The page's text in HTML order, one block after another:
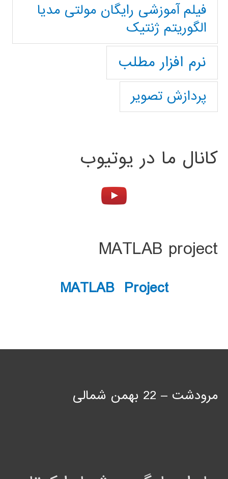
فیلم آموزشی رایگان مولتی مدیا
الگوریتم ژنتیک
نرم افزار مطلب
پردازش تصویر
کانال ما در یوتیوب
MATLAB project
MATLAB Project
مرودشت – 22 بهمن شمالی